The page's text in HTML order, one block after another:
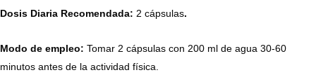
Dosis Diaria Recomendada: 2 cápsulas.
Modo de empleo: Tomar 2 cápsulas con 200 ml de agua 30-60
minutos antes de la actividad física.